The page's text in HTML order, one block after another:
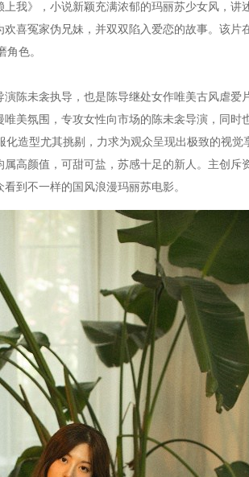
》，小说新颖充满浓郁的玛丽苏少女风，讲
喜冤家伪兄妹，并双双陷入爱恋的故事。该片
色。
未衾执导，也是陈导继处女作唯美古风虐爱
美氛围，专攻女性向市场的陈未衾导演，同时
造型尤其挑剔，力求为观众呈现出极致的视觉
颜值，可甜可盐，苏感十足的新人。主创斥
到不一样的国风浪漫玛丽苏电影。